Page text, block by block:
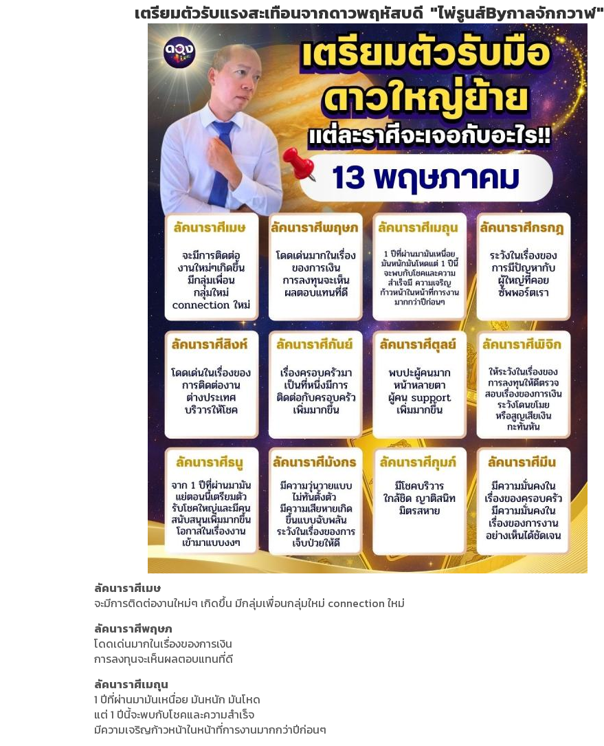
เตรียมตัวรับแรงสะเทือนจากดาวพฤหัสบดี "ไพ่รูนส์Byกาลจักกวาฬ"
ลัคนาราศีเมษ
จะมีการติดต่องานใหม่ๆ เกิดขึ้น มีกลุ่มเพื่อนกลุ่มใหม่ connection ใหม่
ลัคนาราศีพฤษภ
โดดเด่นมากในเรื่องของการเงิน
การลงทุนจะเห็นผลตอบแทนที่ดี
ลัคนาราศีเมถุน
1 ปีที่ผ่านมามันเหนื่อย มันหนัก มันโหด
แต่ 1 ปีนี้จะพบกับโชคและความสำเร็จ
มีความเจริญก้าวหน้าในหน้าที่การงานมากกว่าปีก่อนๆ